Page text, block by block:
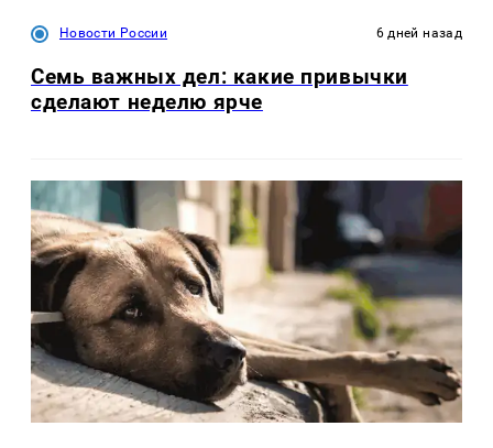
Новости России 6 дней назад
Семь важных дел: какие привычки
сделают неделю ярче